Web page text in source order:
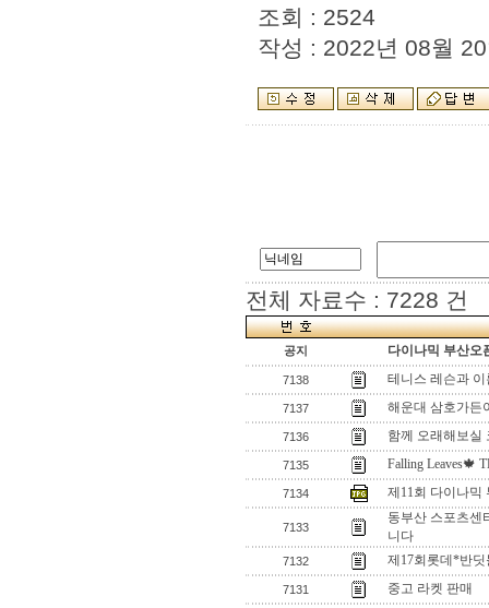
조회 : 2524
작성 : 2022년 08월
전체 자료수 : 7228 건
공지 다이나믹 부산오
7138 테니스 레슨과
7137 해운대 삼호가든
7136 함께 오래해보실
7135 Falling Leaves🍁
7134 제11회 다이나믹
7133
동부산 스포츠센
니다
7132 제17회롯데*반
7131 중고 라켓 판매